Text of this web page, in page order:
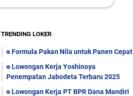
TRENDING LOKER
Formula Pakan Nila untuk Panen Cepat
Lowongan Kerja Yoshinoya
Penempatan Jabodeta Terbaru 2025
Lowongan Kerja PT BPR Dana Mandiri